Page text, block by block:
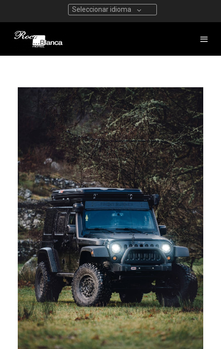
Seleccionar idioma